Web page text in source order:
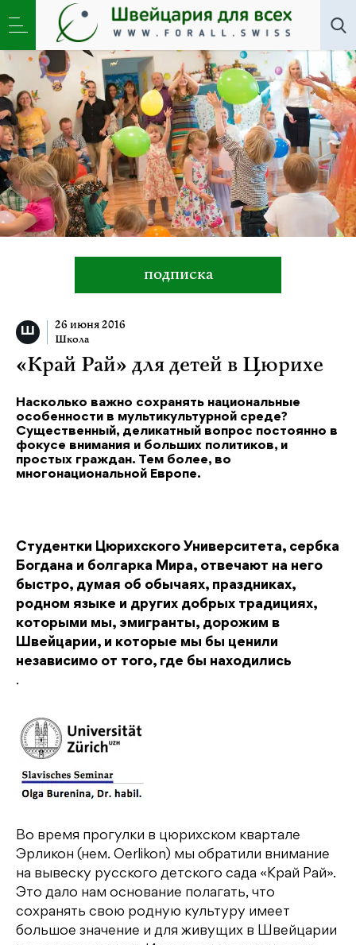
Школа «Край Рай» для детей в Цюрихе
подписка
26 июня 2016
Школа
«Край Рай» для детей в Цюрихе
Насколько важно сохранять национальные
особенности в мультикультурной среде?
Существенный, деликатный вопрос постоянно в
фокусе внимания и больших политиков, и
простых граждан. Тем более, во
многонациональной Европе.
Студентки Цюрихского Университета, сербка
Богдана и болгарка Мира, отвечают на него
быстро, думая об обычаях, праздниках,
родном языке и других добрых традициях,
которыми мы, эмигранты, дорожим в
Швейцарии, и которые мы бы ценили
независимо от того, где бы находились
.
Во время прогулки в цюрихском квартале
Эрликон (нем. Oerlikon) мы обратили внимание
на вывеску русского детского сада «Край Рай».
Это дало нам основание полагать, что
сохранять свою родную культуру имеет
большое значение и для живущих в Швейцарии